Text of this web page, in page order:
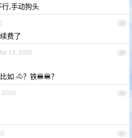
,手动狗头
28
费了
29
13, 2020
如 🐴？铁🍔🍔？
30
2020
31